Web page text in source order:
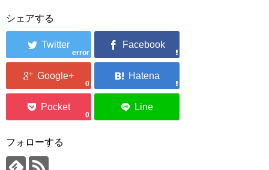
シェアする
error
0
0
フォローする